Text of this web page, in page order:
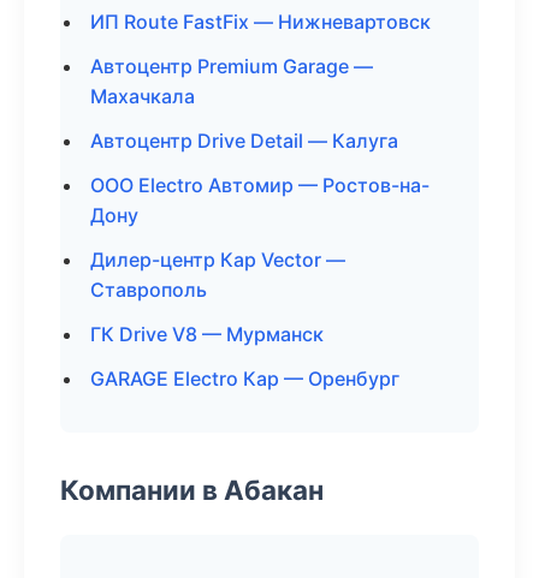
ИП Route FastFix — Нижневартовск
Автоцентр Premium Garage —
Махачкала
Автоцентр Drive Detail — Калуга
ООО Electro Автомир — Ростов-на-
Дону
Дилер-центр Кар Vector —
Ставрополь
ГК Drive V8 — Мурманск
GARAGE Electro Кар — Оренбург
Компании в Абакан